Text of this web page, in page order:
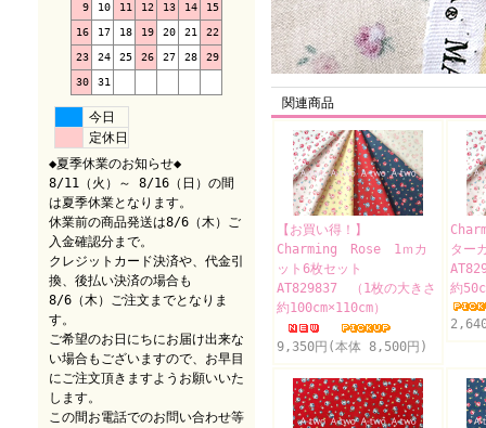
9 10 11 12 13 14 15
16 17 18 19 20 21 22
23 24 25 26 27 28 29
30 31
今日
定休日
◆夏季休業のお知らせ◆
8/11（火）～ 8/16（日）の間
は夏季休業となります。
休業前の商品発送は8/6（木）ご
入金確認分まで。
クレジットカード決済や、代金引
換、後払い決済の場合も
8/6（木）ご注文までとなりま
す。
ご希望のお日にちにお届け出来な
い場合もございますので、お早目
にご注文頂きますようお願いいた
します。
この間お電話でのお問い合わせ等
関連商品
【お買い得！】
Charming Rose 1ｍカ
ット6枚セット
AT829837 （1枚の大きさ
約100cm×110cm）
9,350円(本体 8,500円)
ター
約